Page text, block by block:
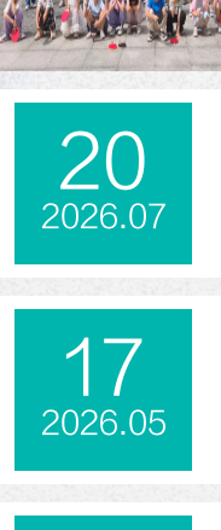
20
2026.07
17
2026.05